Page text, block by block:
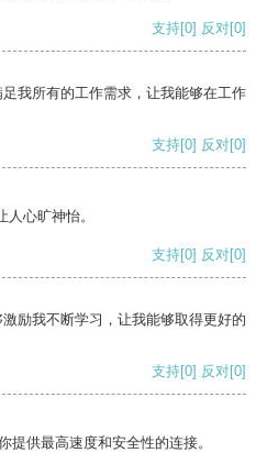
支持[0] 反对[0]
我所有的工作需求，让我能够在工作
支持[0] 反对[0]
心旷神怡。
支持[0] 反对[0]
励我不断学习，让我能够取得更好的
支持[0] 反对[0]
提供最高速度和安全性的连接。